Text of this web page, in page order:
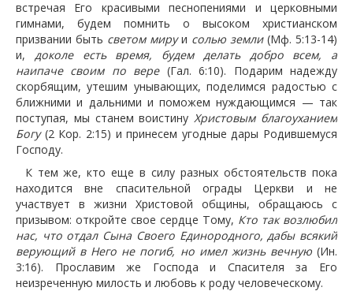
встречая Его красивыми песнопениями и церковными
гимнами, будем помнить о высоком христианском
призвании быть светом мируи солью земли(Мф. 5:13-14)
и, доколе есть время, будем делать добро всем, а
наипаче своим по вере(Гал. 6:10). Подарим надежду
скорбящим, утешим унывающих, поделимся радостью с
ближними и дальними и поможем нуждающимся — так
поступая, мы станем воистинуХристовым благоуханием
Богу(2 Кор. 2:15) и принесем угодные дары Родившемуся
Господу.
К тем же, кто еще в силу разных обстоятельств пока
находится вне спасительной ограды Церкви и не
участвует в жизни Христовой общины, обращаюсь с
призывом: откройте свое сердце Тому, Кто так возлюбил
нас, что отдал Сына Своего Единородного, дабы всякий
верующий в Него не погиб, но имел жизнь вечную(Ин.
3:16). Прославим же Господа и Спасителя за Его
неизреченную милость и любовь к роду человеческому.